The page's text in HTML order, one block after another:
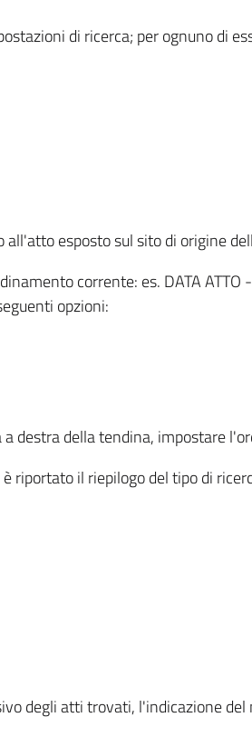
di ricerca; per ognuno di
esposto sul sito di origine
corrente: es. DATA
opzioni:
destra della tendina, impostare
è riportato il riepilogo del tipo di
degli atti trovati, l'indicazione